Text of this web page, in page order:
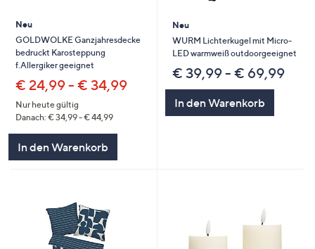
Neu
GOLDWOLKE Ganzjahresdecke
bedruckt Karosteppung
f.Allergiker geeignet
€ 24,99 - € 34,99
Nur heute gültig
Danach: € 34,99 - € 44,99
In den Warenkorb
Neu
WURM Lichterkugel mit Micro-
LED warmweiß outdoorgeeignet
€ 39,99 - € 69,99
In den Warenkorb